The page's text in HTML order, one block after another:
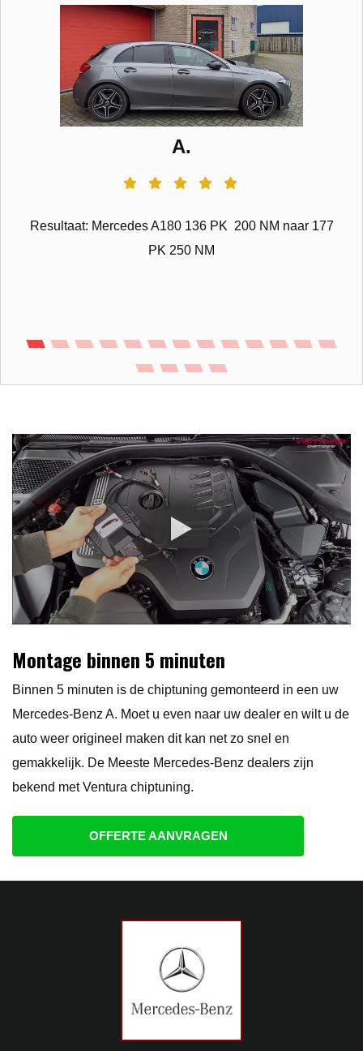
A.
Resultaat: Mercedes A180 136 PK 200 NM naar 177
PK 250 NM
Montage binnen 5 minuten
Binnen 5 minuten is de chiptuning gemonteerd in een uw
Mercedes-Benz A. Moet u even naar uw dealer en wilt u de
auto weer origineel maken dit kan net zo snel en
gemakkelijk. De Meeste Mercedes-Benz dealers zijn
bekend met Ventura chiptuning.
OFFERTE AANVRAGEN